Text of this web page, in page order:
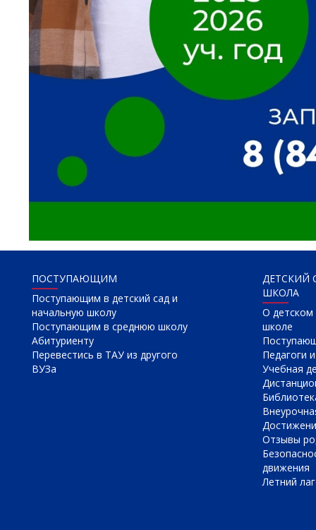
ПОСТУПАЮЩИМ
Поступающим в детский сад и
начальную школу
Поступающим в среднюю школу
Абитуриенту
Перевестись в ТАУ из другого
ВУЗа
ДЕТСКИЙ
ШКОЛА
О детском
школе
Педагоги
Учебная
Отзывы
движения
Летний